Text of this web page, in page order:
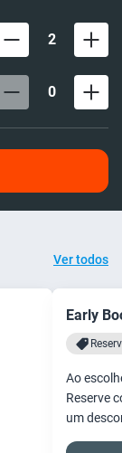
2
0
Ver todos
Early
Ao
Reserve
um